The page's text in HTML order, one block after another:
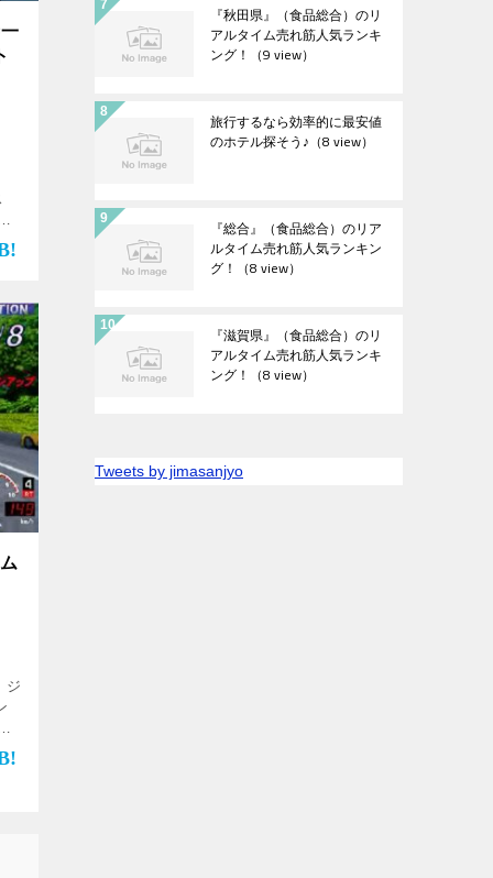
ジ
『秋田県』（食品総合）のリ
アルタイム売れ筋人気ランキ
ング！ （9 view）
旅行するなら効率的に最安値
のホテル探そう♪ （8 view）
『総合』（食品総合）のリア
ルタイム売れ筋人気ランキン
グ！ （8 view）
『滋賀県』（食品総合）のリ
アルタイム売れ筋人気ランキ
ング！ （8 view）
Tweets by jimasanjyo